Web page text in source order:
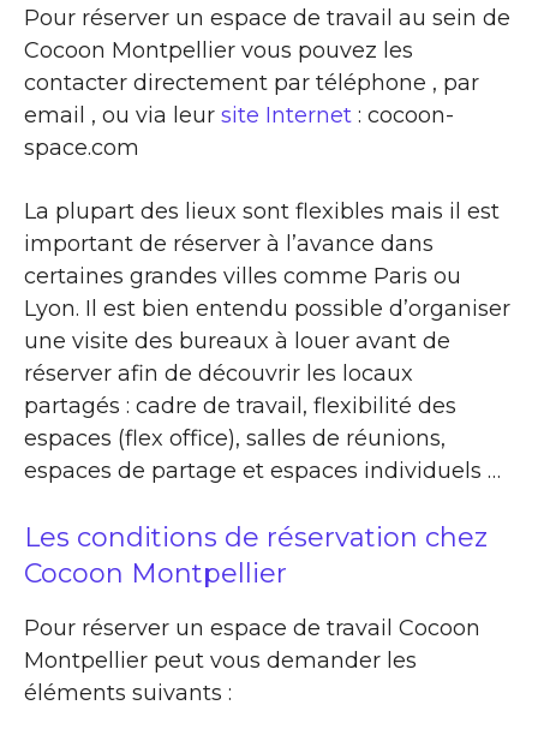
Pour réserver un espace de travail au sein de
Cocoon Montpellier vous pouvez les
contacter directement par téléphone , par
email , ou via leur site Internet : cocoon-
space.com
La plupart des lieux sont flexibles mais il est
important de réserver à l’avance dans
certaines grandes villes comme Paris ou
Lyon. Il est bien entendu possible d’organiser
une visite des bureaux à louer avant de
réserver afin de découvrir les locaux
partagés : cadre de travail, flexibilité des
espaces (flex office), salles de réunions,
espaces de partage et espaces individuels …
Les conditions de réservation chez
Cocoon Montpellier
Pour réserver un espace de travail Cocoon
Montpellier peut vous demander les
éléments suivants :